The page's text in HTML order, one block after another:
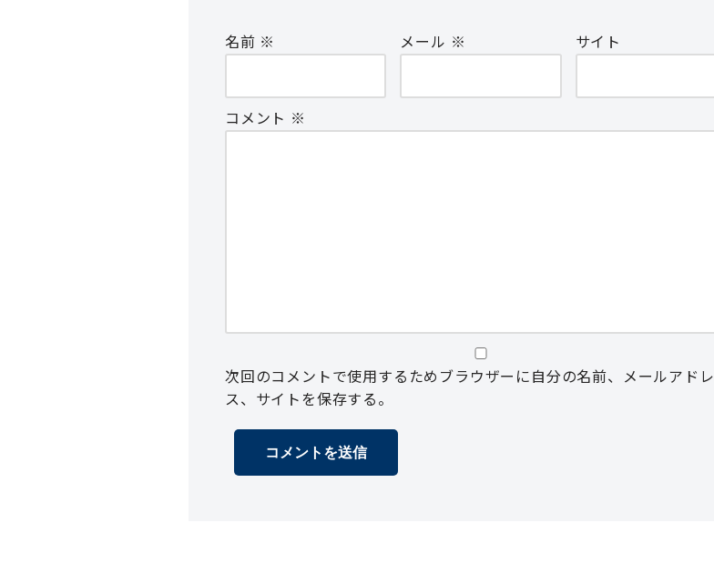
名前 ※ メール ※ サイト
コメント ※
次回のコメントで使用するためブラウザーに自分の名前、メールアドレ
ス、サイトを保存する。